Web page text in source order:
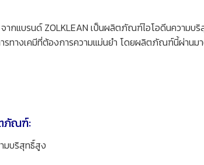
ากแบรนด์ ZOLKLEAN เป็นผลิตภัณฑ์ไอโอดีนความบ
รทางเคมีที่ต้องการความแม่นยำ โดยผลิตภัณฑ์นี้ผ่าน
ภัณฑ์:
มบริสุทธิ์สูง